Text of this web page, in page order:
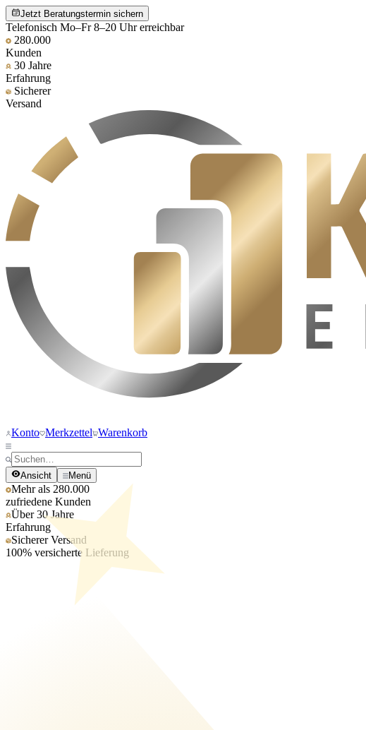
Jetzt Beratungstermin sichern
Telefonisch Mo–Fr 8–20 Uhr erreichbar
280.000
Kunden
30 Jahre
Erfahrung
Sicherer
Versand
Konto Merkzettel Warenkorb
Ansicht Menü
Mehr als 280.000
zufriedene Kunden
Über 30 Jahre
Erfahrung
Sicherer Versand
100% versicherte Lieferung